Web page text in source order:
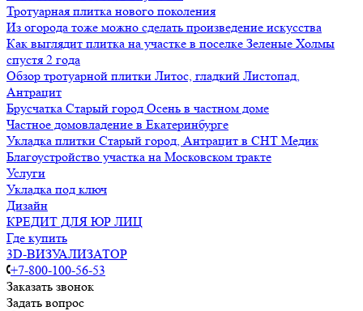
Тротуарная плитка нового поколения
Из огорода тоже можно сделать произведение искусства
Как выглядит плитка на участке в поселке Зеленые Холмы
спустя 2 года
Обзор тротуарной плитки Литос, гладкий Листопад,
Антрацит
Брусчатка Старый город Осень в частном доме
Частное домовладение в Екатеринбурге
Укладка плитки Старый город, Антрацит в СНТ Медик
Благоустройство участка на Московском тракте
Услуги
Укладка под ключ
Дизайн
КРЕДИТ ДЛЯ ЮР ЛИЦ
Где купить
3D-ВИЗУАЛИЗАТОР
+7-800-100-56-53
Заказать звонок
Задать вопрос